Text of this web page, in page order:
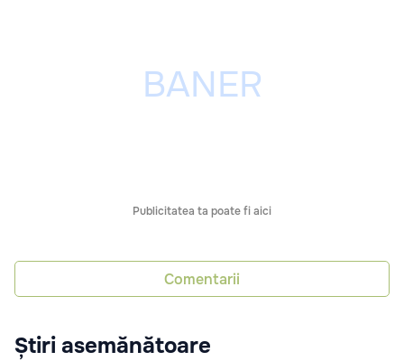
Publicitatea ta poate fi aici
Comentarii
Știri asemănătoare